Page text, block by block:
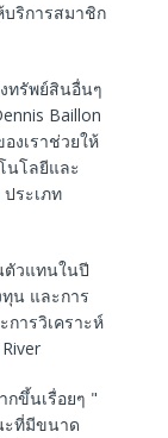
ริการสมาชิก
ทรัพย์สินอื่นๆ
Baillon
งเราช่วยให้
นโลยีและ
ระเภท
ตัวแทนในปี
น และการ
การวิเคราะห์
กขึ้นเรื่อยๆ "
ะที่มีขนาด